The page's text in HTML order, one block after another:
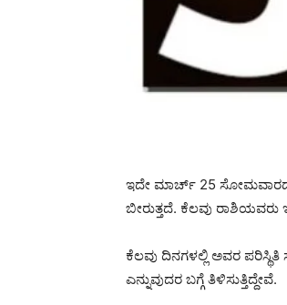
ಇದೇ ಮಾರ್ಚ್ 25
ಬೀರುತ್ತದೆ. ಕೆಲವು ರಾಶಿಯವರು
ಕೆಲವು ದಿನಗಳಲ್ಲಿ ಅವರ
ಎನ್ನುವುದರ ಬಗ್ಗೆ ತಿಳಿಸುತ್ತಿದ್ದೇವೆ.